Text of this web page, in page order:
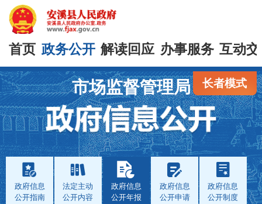
首页 政务公开 解读回应 办事服务 互动
长者模式
市场监督管理局
政府信息
公开指南
法定主动
公开内容
政府信息
公开年报
政府信息
公开申请
政府信息
公开制度